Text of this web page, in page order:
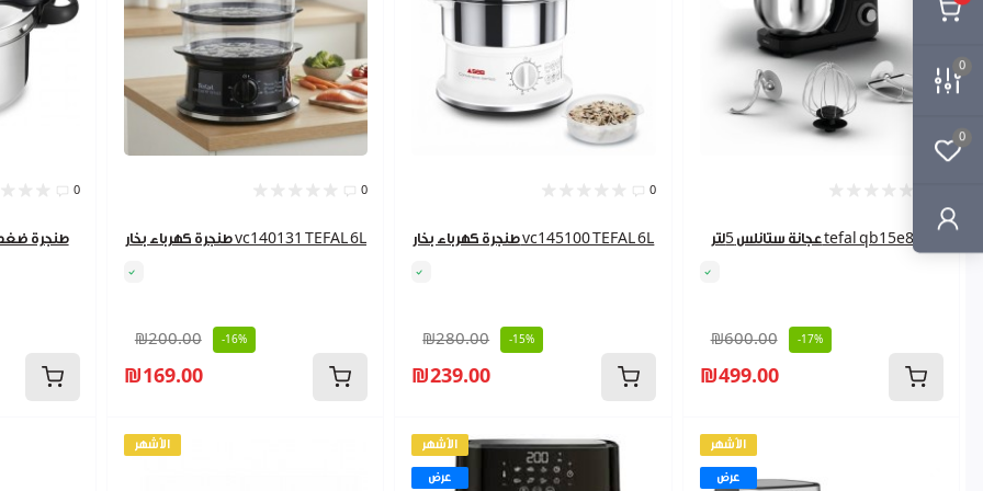
0
0
0 0
طنجرة كهرباء بخار vc140131 TEFAL 6L
₪200.00 -16%
₪169.00
0
طنجرة كهرباء بخار vc145100 TEFAL 6L
₪280.00 -15%
₪239.00
عجانة ستانلس 5لتر tefal qb15e838
₪600.00 -17%
₪499.00
الأشهر الأشهر
عرض
الأشهر
عرض